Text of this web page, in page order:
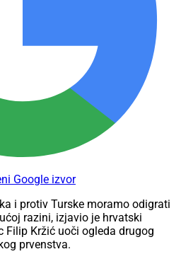
Google izvor
i protiv Turske moramo odigrati
razini, izjavio je hrvatski
Filip Kržić uoči ogleda drugog
prvenstva.